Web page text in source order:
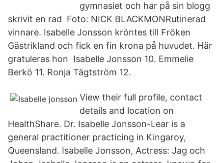
gymnasiet och har på sin blogg
skrivit en rad Foto: NICK BLACKMONRutinerad
vinnare. Isabelle Jonsson kröntes till Fröken
Gästrikland och fick en fin krona på huvudet. Här
gratuleras hon Isabelle Jonsson 10. Emmelie
Berkö 11. Ronja Tägtström 12.
View their full profile, contact
details and location on
HealthShare. Dr. Isabelle Jonsson-Lear is a
general practitioner practicing in Kingaroy,
Queensland. Isabelle Jonsson, Actress: Jag och